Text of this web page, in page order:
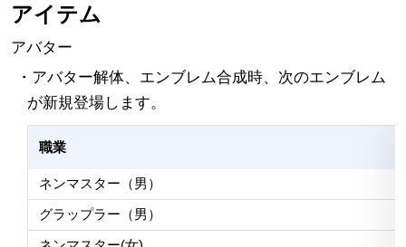
アイテム
アバター
・アバター解体、エンブレム合成時、次のエンブレム
が新規登場します。
職業
ネンマスター（男）
グラップラー（男）